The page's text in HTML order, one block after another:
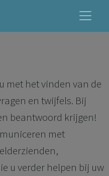
met het vinden van de
en twijfels. Bij
beantwoord krijgen!
met
u verder helpen bij uw